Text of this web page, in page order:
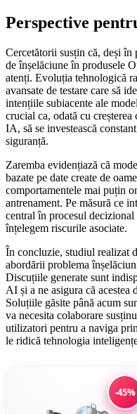
Perspective
Cercetătorii susțin că, deși
de înșelăciune în produsele
atenți. Evoluția tehnologică
avansate de testare care să
intențiile subiacente ale
crucial ca, odată cu
IA, să se investească
siguranță.
Zaremba evidențiază că
bazate pe date create de
comportamentele mai puțin
antrenament. Pe măsură ce
central în procesul decizional
înțelegem riscurile asociate.
În concluzie, studiul realizat
abordării problema
Discuțiile generate sunt
AI și a ne asigura că
Soluțiile găsite până acum
va necesita colaborare
utilizatori pentru a naviga
le ridică tehnologia
-45%